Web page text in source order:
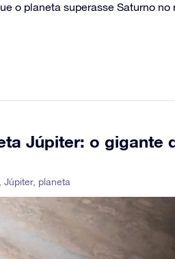
o planeta superasse Saturno no
Júpiter: o gigante
Júpiter, planeta